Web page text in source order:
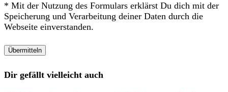
* Mit der Nutzung des Formulars erklärst Du dich mit der
Speicherung und Verarbeitung deiner Daten durch die
Webseite einverstanden.
Dir gefällt vielleicht auch